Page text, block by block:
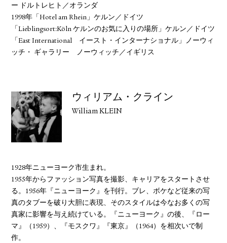
ー ドルトレヒト／オランダ
1998年「Hotel am Rhein」ケルン／ドイツ
「Lieblingsort:Köln ケルンのお気に入りの場所」ケルン／ドイツ
「East International イースト・インターナショナル」ノーウィ
ッチ・ ギャラリー ノーウィッチ／イギリス
ウィリアム・クライン
William KLEIN
1928年ニューヨーク市生まれ。
1955年からファッション写真を撮影、キャリアをスタートさせ
る。1956年『ニューヨーク』を刊行。ブレ、ボケなど従来の写
真のタブーを破り大胆に表現、そのスタイルは今なお多くの写
真家に影響を与え続けている。『ニューヨーク』の後、『ロー
マ』（1959）、『モスクワ』『東京』（1964）を相次いで制
作。